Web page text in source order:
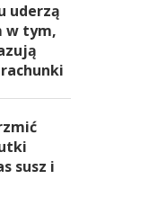
uderzą
w tym,
susz i